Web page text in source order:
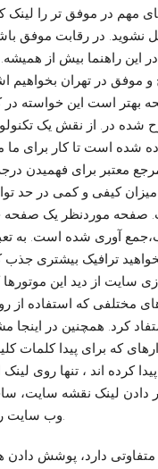
مهم در موفق تر را لینک
نشوید. در رقابت موفق
در تهران بخواهیم
بهتر است این خواسته
شده در. از نقش یک
شده است تا کار برای
معتبر برای فهمیدن
کیفی و کمی در حد
صفحه موردنظر یک صفحه
آوری شده است. به
ترافیک بیشتری جذب
سایت از دید این
مختلفی که استفاده
کرد. همچنین در اینجا
که برای پیدا کلمات
کرده اند ، تنها روی
دادن لینک نقشه سایت،
وب سایت روی کلمات کلیدی.